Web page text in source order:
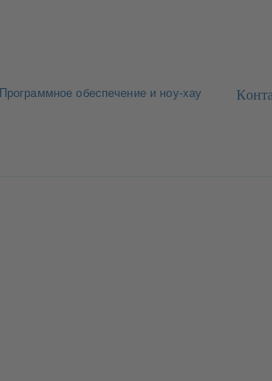
Программное обеспечение и ноу-хау